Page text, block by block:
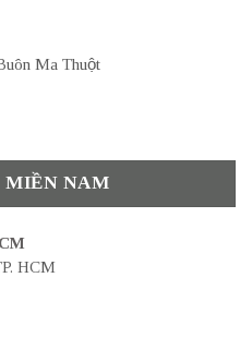
Ma Thuột
NAM
HCM